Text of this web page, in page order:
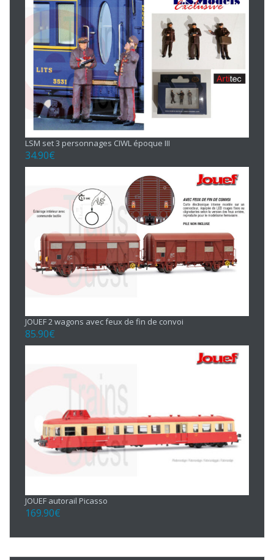
LSM set 3 personnages CIWL époque III
34.90€
JOUEF 2 wagons avec feux de fin de convoi
85.90€
JOUEF autorail Picasso
169.90€